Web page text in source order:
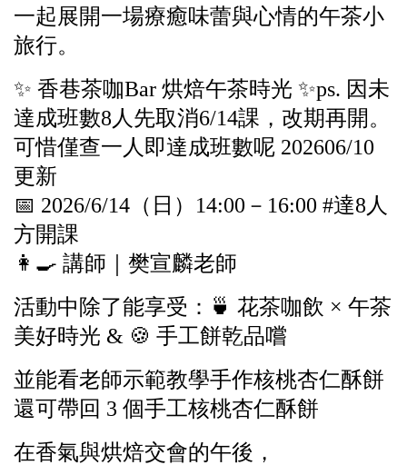
一起展開一場療癒味蕾與心情的午茶小
旅行。
✨ 香巷茶咖Bar 烘焙午茶時光 ✨ps. 因未
達成班數8人先取消6/14課，改期再開。
可惜僅查一人即達成班數呢 202606/10
更新
📅 2026/6/14（日）14:00－16:00 #達8人
方開課
👩‍🍳 講師｜樊宣麟老師
活動中除了能享受：🍵 花茶咖飲 × 午茶
美好時光 & 🍪 手工餅乾品嚐
並能看老師示範教學手作核桃杏仁酥餅
還可帶回 3 個手工核桃杏仁酥餅
在香氣與烘焙交會的午後，